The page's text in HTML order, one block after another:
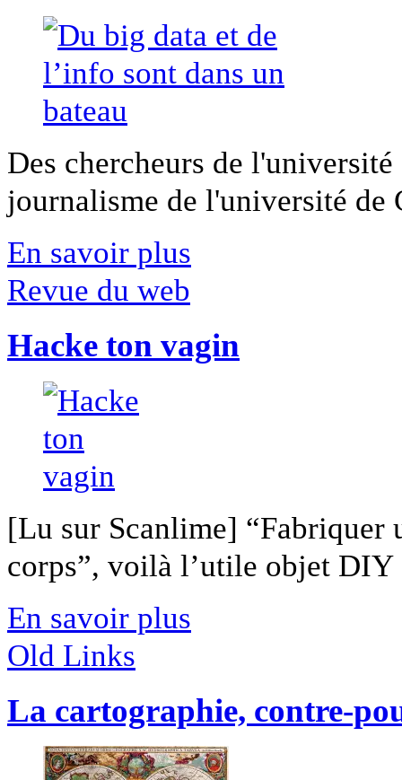
Des chercheurs de
journalisme de l'université
En savoir plus
Revue du web
Hacke ton vagin
[Lu sur Scanlime] “Fabriquer
corps”, voilà l’utile objet
En savoir plus
Old Links
La cartographie, contre-